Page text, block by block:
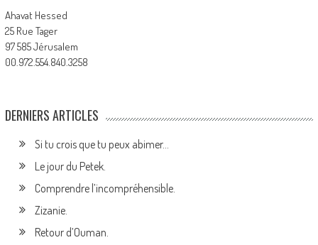
Ahavat Hessed
25 Rue Tager
97 585 Jérusalem
00.972.554.840.3258
DERNIERS ARTICLES
Si tu crois que tu peux abimer…
Le jour du Petek.
Comprendre l’incompréhensible.
Zizanie.
Retour d’Ouman.